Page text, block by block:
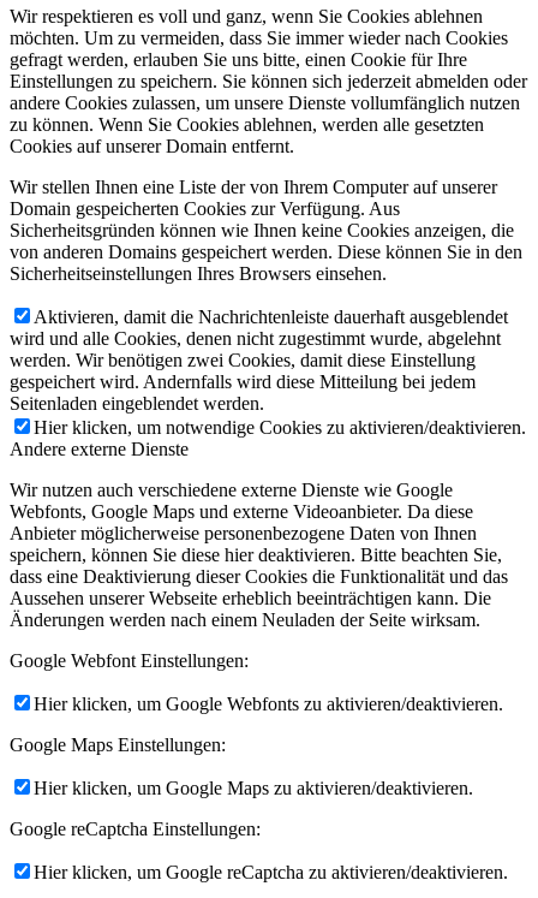
Wir respektieren es voll und ganz, wenn Sie Cookies ablehnen
möchten. Um zu vermeiden, dass Sie immer wieder nach Cookies
gefragt werden, erlauben Sie uns bitte, einen Cookie für Ihre
Einstellungen zu speichern. Sie können sich jederzeit abmelden oder
andere Cookies zulassen, um unsere Dienste vollumfänglich nutzen
zu können. Wenn Sie Cookies ablehnen, werden alle gesetzten
Cookies auf unserer Domain entfernt.
Wir stellen Ihnen eine Liste der von Ihrem Computer auf unserer
Domain gespeicherten Cookies zur Verfügung. Aus
Sicherheitsgründen können wie Ihnen keine Cookies anzeigen, die
von anderen Domains gespeichert werden. Diese können Sie in den
Sicherheitseinstellungen Ihres Browsers einsehen.
Aktivieren, damit die Nachrichtenleiste dauerhaft ausgeblendet
wird und alle Cookies, denen nicht zugestimmt wurde, abgelehnt
werden. Wir benötigen zwei Cookies, damit diese Einstellung
gespeichert wird. Andernfalls wird diese Mitteilung bei jedem
Seitenladen eingeblendet werden.
Hier klicken, um notwendige Cookies zu aktivieren/deaktivieren.
Andere externe Dienste
Wir nutzen auch verschiedene externe Dienste wie Google
Webfonts, Google Maps und externe Videoanbieter. Da diese
Anbieter möglicherweise personenbezogene Daten von Ihnen
speichern, können Sie diese hier deaktivieren. Bitte beachten Sie,
dass eine Deaktivierung dieser Cookies die Funktionalität und das
Aussehen unserer Webseite erheblich beeinträchtigen kann. Die
Änderungen werden nach einem Neuladen der Seite wirksam.
Google Webfont Einstellungen:
Hier klicken, um Google Webfonts zu aktivieren/deaktivieren.
Google Maps Einstellungen:
Hier klicken, um Google Maps zu aktivieren/deaktivieren.
Google reCaptcha Einstellungen:
Hier klicken, um Google reCaptcha zu aktivieren/deaktivieren.